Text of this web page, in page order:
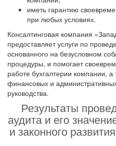
иметь гарантию
при любых условиях.
Консалтинговая компания
предоставляет услуги по
основанного на безусловном
процедуры, и помогает
работе бухгалтерии компании,
финансовых и
руководства.
Результаты
аудита и его
и законного